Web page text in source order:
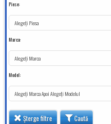
Piese:
Marca:
Model:
Șterge filtre Caută